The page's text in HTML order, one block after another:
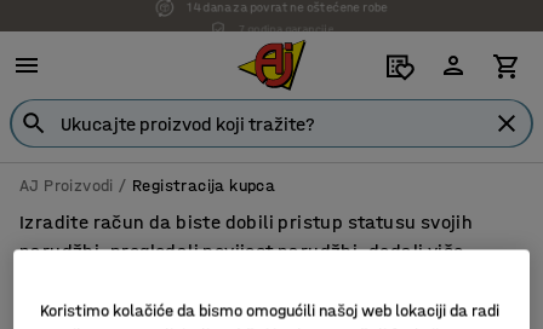
AJ Proizvodi Registracija kupca
Izradite račun da biste dobili pristup statusu svojih
narudžbi, pregledali povijest narudžbi, dodali više
Koristimo kolačiće da bismo omogućili našoj web lokaciji da radi